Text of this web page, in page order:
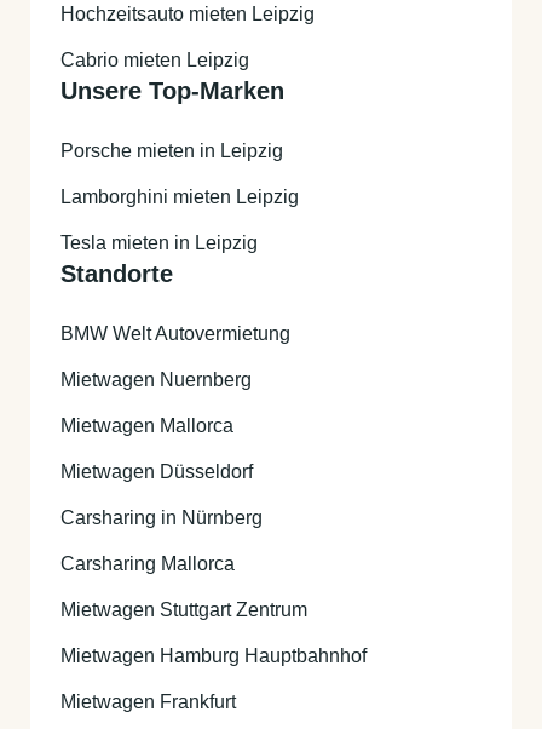
Hochzeitsauto mieten Leipzig
Cabrio mieten Leipzig
Unsere Top-Marken
Porsche mieten in Leipzig
Lamborghini mieten Leipzig
Tesla mieten in Leipzig
Standorte
BMW Welt Autovermietung
Mietwagen Nuernberg
Mietwagen Mallorca
Mietwagen Düsseldorf
Carsharing in Nürnberg
Carsharing Mallorca
Mietwagen Stuttgart Zentrum
Mietwagen Hamburg Hauptbahnhof
Mietwagen Frankfurt